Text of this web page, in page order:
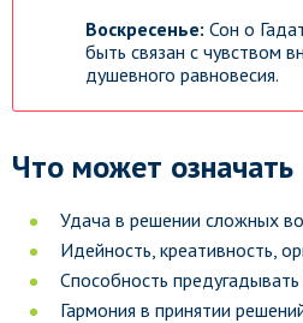
Воскресенье: Сон о
быть связан с чувством
душевного равновесия.
Что может означать
Удача в решении сложных
Идейность, креативность,
Способность
Гармония в принятии